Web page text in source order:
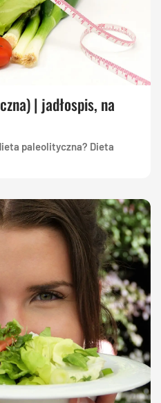
| jadłospis, na
paleolityczna? Dieta